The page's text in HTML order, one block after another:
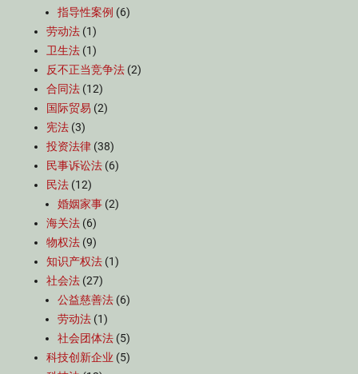
指导性案例 (6)
劳动法 (1)
卫生法 (1)
反不正当竞争法 (2)
合同法 (12)
国际贸易 (2)
宪法 (3)
投资法律 (38)
民事诉讼法 (6)
民法 (12)
婚姻家事 (2)
海关法 (6)
物权法 (9)
知识产权法 (1)
社会法 (27)
公益慈善法 (6)
劳动法 (1)
社会团体法 (5)
科技创新企业 (5)